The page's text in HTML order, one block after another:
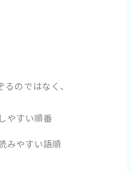
のではなく、
やすい順番
みやすい語順